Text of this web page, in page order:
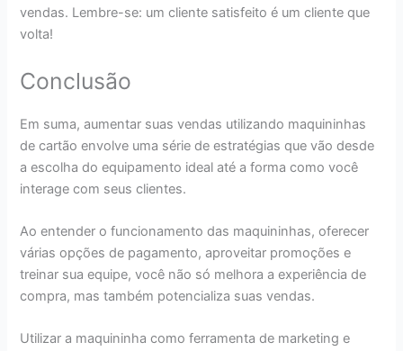
vendas. Lembre-se: um cliente satisfeito é um cliente que
volta!
Conclusão
Em suma, aumentar suas vendas utilizando maquininhas
de cartão envolve uma série de estratégias que vão desde
a escolha do equipamento ideal até a forma como você
interage com seus clientes.
Ao entender o funcionamento das maquininhas, oferecer
várias opções de pagamento, aproveitar promoções e
treinar sua equipe, você não só melhora a experiência de
compra, mas também potencializa suas vendas.
Utilizar a maquininha como ferramenta de marketing e